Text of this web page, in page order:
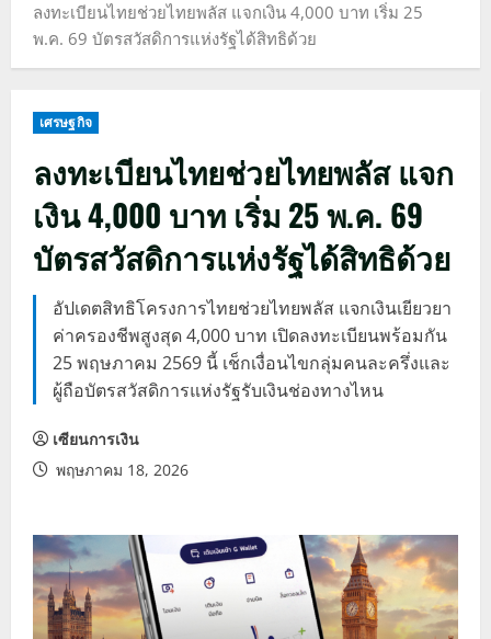
ลงทะเบียนไทยช่วยไทยพลัส แจกเงิน 4,000 บาท เริ่ม 25
พ.ค. 69 บัตรสวัสดิการแห่งรัฐได้สิทธิด้วย
เศรษฐกิจ
ลงทะเบียนไทยช่วยไทยพลัส แจก
เงิน 4,000 บาท เริ่ม 25 พ.ค. 69
บัตรสวัสดิการแห่งรัฐได้สิทธิด้วย
อัปเดตสิทธิโครงการไทยช่วยไทยพลัส แจกเงินเยียวยา
ค่าครองชีพสูงสุด 4,000 บาท เปิดลงทะเบียนพร้อมกัน
25 พฤษภาคม 2569 นี้ เช็กเงื่อนไขกลุ่มคนละครึ่งและ
ผู้ถือบัตรสวัสดิการแห่งรัฐรับเงินช่องทางไหน
เซียนการเงิน
พฤษภาคม 18, 2026